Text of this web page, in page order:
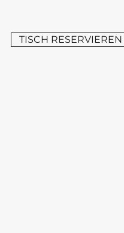
TISCH RESERVIEREN